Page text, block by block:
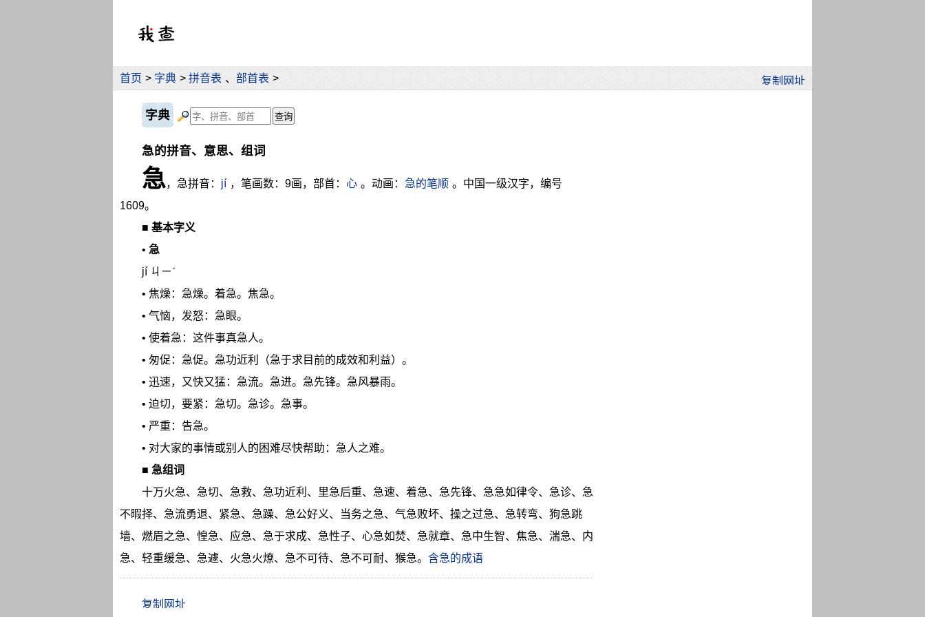
首页 > 字典 > 拼音表 、 部首表 >
字典
急的拼音、意思、组词
急，急拼音： jí ，笔画数：9画，部首： 心 。动画： 急的笔顺 。中国一级汉字，编号
1609。
■ 基本字义
• 急
jí ㄐㄧˊ
• 焦燥：急燥。着急。焦急。
• 气恼，发怒：急眼。
• 使着急：这件事真急人。
• 匆促：急促。急功近利（急于求目前的成效和利益）。
• 迅速，又快又猛：急流。急进。急先锋。急风暴雨。
• 迫切，要紧：急切。急诊。急事。
• 严重：告急。
• 对大家的事情或别人的困难尽快帮助：急人之难。
■ 急组词
十万火急、急切、急救、急功近利、里急后重、急速、着急、急先锋、急急如律令、急诊、急
不暇择、急流勇退、紧急、急躁、急公好义、当务之急、气急败坏、操之过急、急转弯、狗急跳
墙、燃眉之急、惶急、应急、急于求成、急性子、心急如焚、急就章、急中生智、焦急、湍急、内
急、轻重缓急、急遽、火急火燎、急不可待、急不可耐、猴急。 含急的成语